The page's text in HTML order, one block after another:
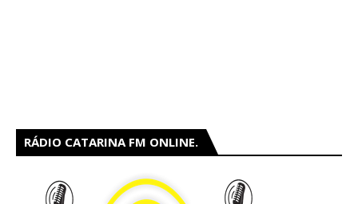
RÁDIO CATARINA FM ONLINE.